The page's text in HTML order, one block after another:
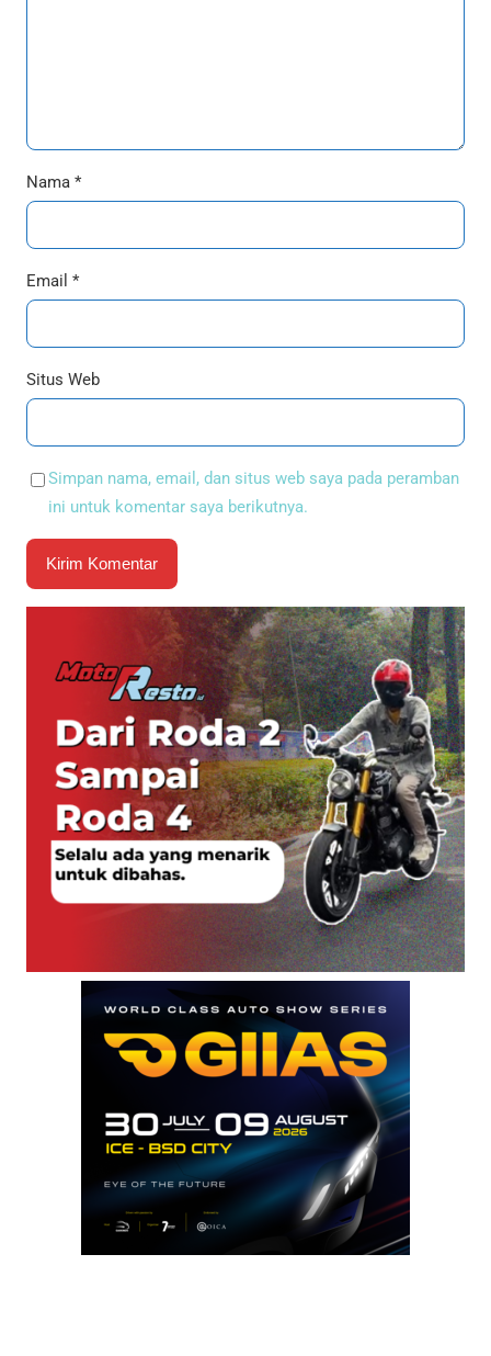
Nama *
Email *
Situs Web
Simpan nama, email, dan situs web saya pada peramban
ini untuk komentar saya berikutnya.